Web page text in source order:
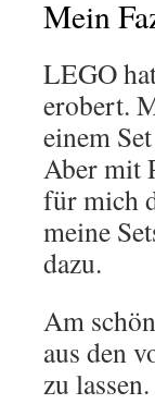
Mein
LEGO
erobert.
einem
Aber mit
für mich
meine
dazu.
Am
aus den
zu lassen.